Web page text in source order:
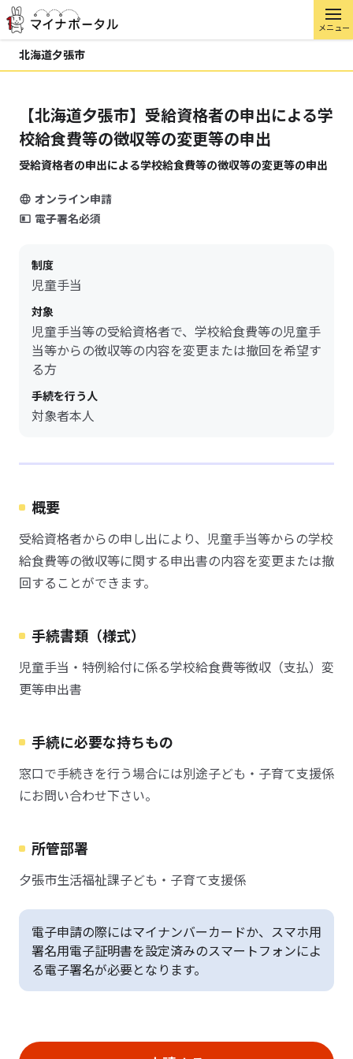
メニュー
北海道夕張市
【北海道夕張市】受給資格者の申出による学
校給食費等の徴収等の変更等の申出
受給資格者の申出による学校給食費等の徴収等の変更等の申出
オンライン申請
電子署名必須
制度
児童手当
対象
児童手当等の受給資格者で、学校給食費等の児童手
当等からの徴収等の内容を変更または撤回を希望す
る方
手続を行う人
対象者本人
概要
受給資格者からの申し出により、児童手当等からの学校
給食費等の徴収等に関する申出書の内容を変更または撤
回することができます。
手続書類（様式）
児童手当・特例給付に係る学校給食費等徴収（支払）変
更等申出書
手続に必要な持ちもの
窓口で手続きを行う場合には別途子ども・子育て支援係
にお問い合わせ下さい。
所管部署
夕張市生活福祉課子ども・子育て支援係
電子申請の際にはマイナンバーカードか、スマホ用
署名用電子証明書を設定済みのスマートフォンによ
る電子署名が必要となります。